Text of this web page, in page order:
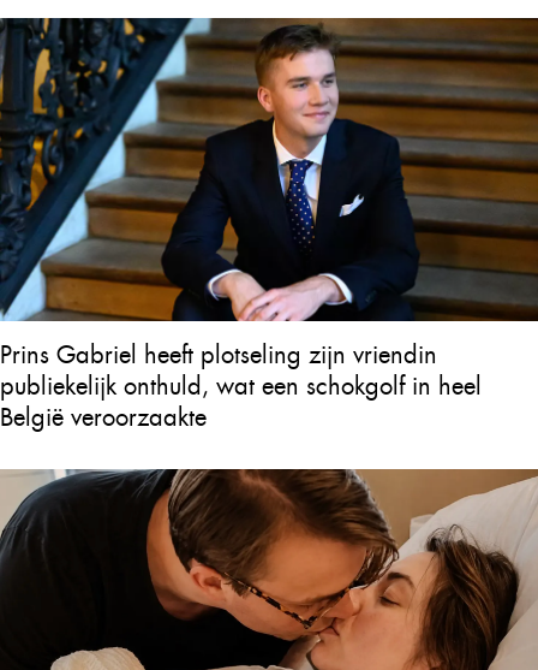
Prins Gabriel heeft plotseling zijn vriendin
publiekelijk onthuld, wat een schokgolf in heel
België veroorzaakte